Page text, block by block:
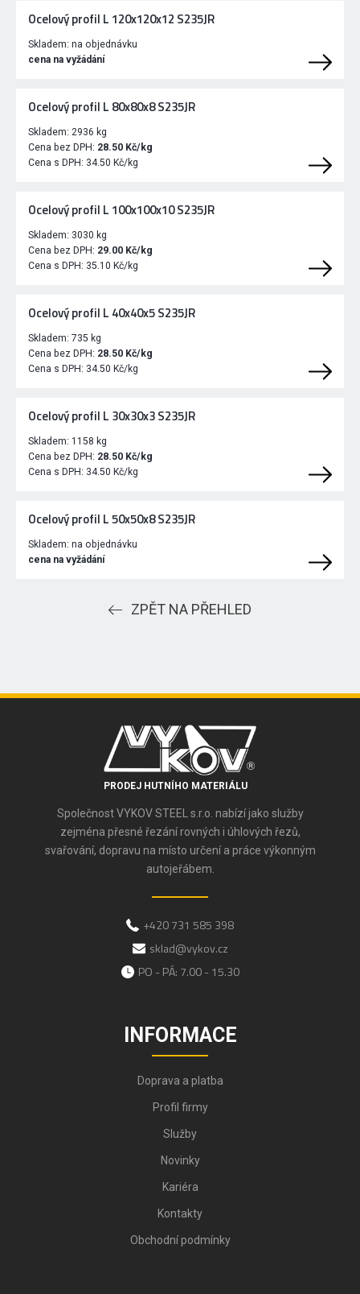
Ocelový profil L 120x120x12 S235JR
Skladem: na objednávku
cena na vyžádání
Ocelový profil L 80x80x8 S235JR
Skladem: 2936 kg
Cena bez DPH: 28.50 Kč/kg
Cena s DPH: 34.50 Kč/kg
Ocelový profil L 100x100x10 S235JR
Skladem: 3030 kg
Cena bez DPH: 29.00 Kč/kg
Cena s DPH: 35.10 Kč/kg
Ocelový profil L 40x40x5 S235JR
Skladem: 735 kg
Cena bez DPH: 28.50 Kč/kg
Cena s DPH: 34.50 Kč/kg
Ocelový profil L 30x30x3 S235JR
Skladem: 1158 kg
Cena bez DPH: 28.50 Kč/kg
Cena s DPH: 34.50 Kč/kg
Ocelový profil L 50x50x8 S235JR
Skladem: na objednávku
cena na vyžádání
ZPĚT NA PŘEHLED
PRODEJ HUTNÍHO MATERIÁLU
Společnost VYKOV STEEL s.r.o. nabízí jako služby
zejména přesné řezání rovných i úhlových řezů,
svařování, dopravu na místo určení a práce výkonným
autojeřábem.
+420 731 585 398
sklad@vykov.cz
PO - PÁ: 7.00 - 15.30
INFORMACE
Doprava a platba
Profil firmy
Služby
Novinky
Kariéra
Kontakty
Obchodní podmínky